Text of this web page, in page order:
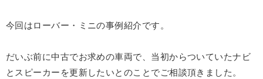
今回はローバー・ミニの事例紹介です。
だいぶ前に中古でお求めの車両で、当初からついていたナビ
とスピーカーを更新したいとのことでご相談頂きました。